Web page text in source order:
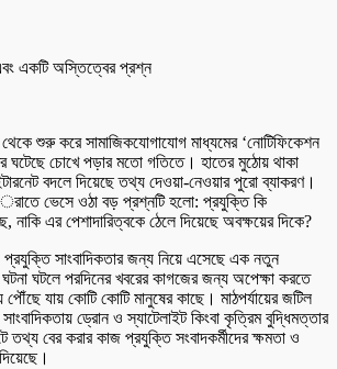
শুরু করে সামাজিকযোগাযোগ মাধ্যমের ‘নোটিফিকেশন
ঘটেছে চোখে পড়ার মতো গতিতে। হাতের মুঠোয় থাকা
বদলে দিয়েছে তথ্য দেওয়া-নেওয়ার পুরো ব্যাকরণ।
ভেসে ওঠা বড় প্রশ্নটি হলো: প্রযুক্তি কি
নাকি এর পেশাদারিত্বকে ঠেলে দিয়েছে অবক্ষয়ের দিকে?
সাংবাদিকতার জন্য নিয়ে এসেছে এক নতুন
ঘটলে পরদিনের খবরের কাগজের জন্য অপেক্ষা করতে
যায় কোটি কোটি মানুষের কাছে। মাঠপর্যায়ের জটিল
ড্রোন ও স্যাটেলাইট কিংবা কৃত্রিম বুদ্ধিমত্তার
তথ্য বের করার কাজ প্রযুক্তি সংবাদকর্মীদের ক্ষমতা ও